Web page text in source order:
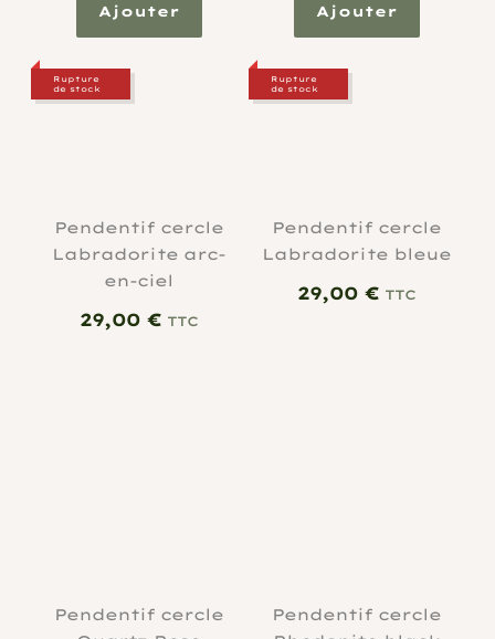
Ajouter Ajouter
Rupture
de stock
Pendentif cercle
Labradorite arc-
en-ciel
29,00€ TTC
Rupture
de stock
Pendentif cercle
Labradorite bleue
29,00€ TTC
Pendentif cercle
Pendentif cercle